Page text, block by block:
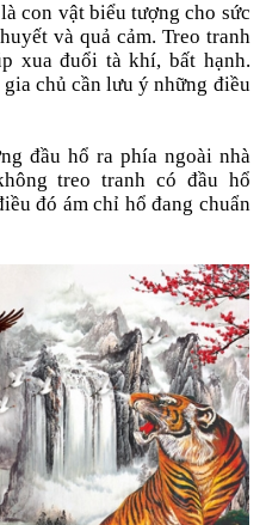
con vật biểu tượng cho sức
và quả cảm. Treo tranh
xua đuổi tà khí, bất hạnh.
chủ cần lưu ý những điều
đầu hổ ra phía ngoài nhà
treo tranh có đầu hổ
đó ám chỉ hổ đang chuẩn